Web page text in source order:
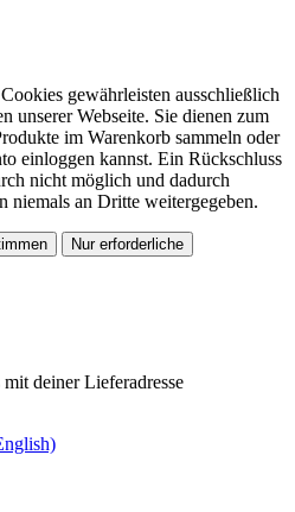
gewährleisten ausschließlich
unserer Webseite. Sie dienen zum
im Warenkorb sammeln oder
einloggen kannst. Ein Rückschluss
nicht möglich und dadurch
niemals an Dritte weitergegeben.
Nur erforderliche
mit deiner Lieferadresse